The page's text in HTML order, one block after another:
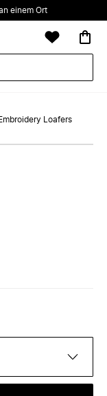
einem Ort
Loafers